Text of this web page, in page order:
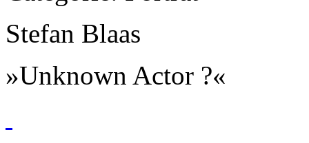
Stefan Blaas
»Unknown Actor ?«